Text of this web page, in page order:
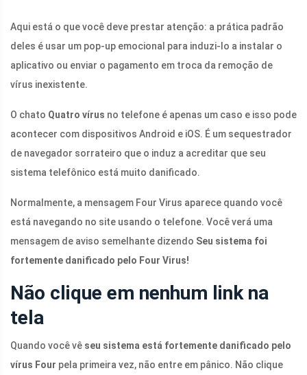
Aqui está o que você deve prestar atenção: a prática padrão
deles é usar um pop-up emocional para induzi-lo a instalar o
aplicativo ou enviar o pagamento em troca da remoção de
vírus inexistente.
O chato Quatro vírus no telefone é apenas um caso e isso pode
acontecer com dispositivos Android e iOS. É um sequestrador
de navegador sorrateiro que o induz a acreditar que seu
sistema telefônico está muito danificado.
Normalmente, a mensagem Four Virus aparece quando você
está navegando no site usando o telefone. Você verá uma
mensagem de aviso semelhante dizendo Seu sistema foi
fortemente danificado pelo Four Virus!
Não clique em nenhum link na
tela
Quando você vê seu sistema está fortemente danificado pelo
vírus Four pela primeira vez, não entre em pânico. Não clique